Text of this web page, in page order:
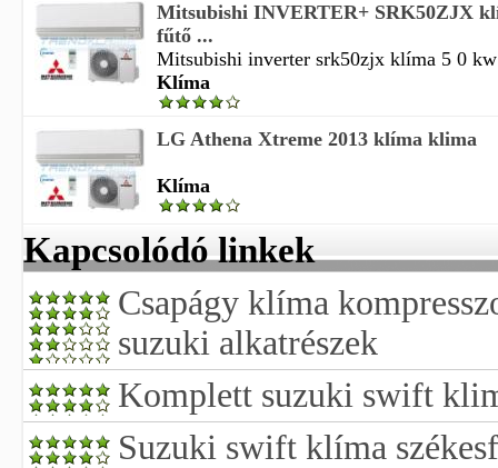
Mitsubishi INVERTER+ SRK50ZJX
fűtő ...
Mitsubishi inverter srk50zjx klíma 5 0
Klíma
LG Athena Xtreme 2013 klíma klima
Klíma
Kapcsolódó linkek
Csapágy klíma
suzuki alkatrészek
Komplett suzuki swift
Suzuki swift klíma